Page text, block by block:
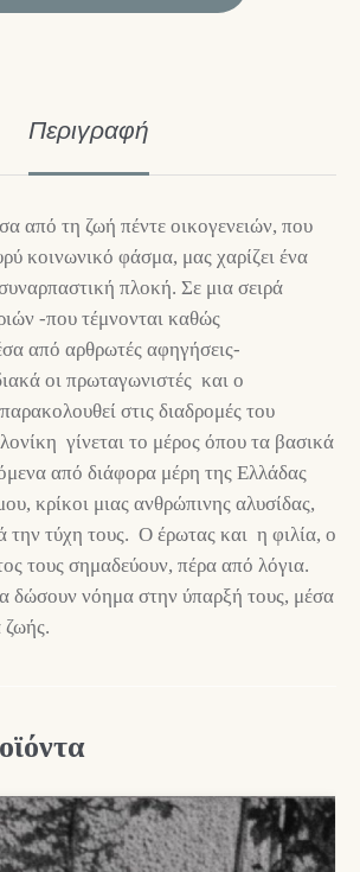
Περιγραφή
από τη ζωή πέντε οικογενειών, που
κοινωνικό φάσμα, μας χαρίζει ένα
πλοκή. Σε μια σειρά
-που τέμνονται καθώς
από αρθρωτές αφηγήσεις-
οι πρωταγωνιστές και ο
στις διαδρομές του
γίνεται το μέρος όπου τα βασικά
από διάφορα μέρη της Ελλάδας
κρίκοι μιας ανθρώπινης αλυσίδας,
την τύχη τους. Ο έρωτας και η φιλία, ο
τους σημαδεύουν, πέρα από λόγια.
δώσουν νόημα στην ύπαρξή τους, μέσα
ζωής.